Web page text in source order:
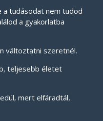
a tudásodat nem tudod
a gyakorlatba
változtatni szeretnél.
teljesebb életet
mert elfáradtál,